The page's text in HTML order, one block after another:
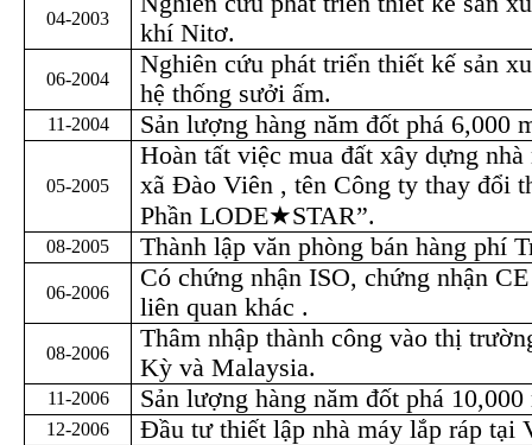
04-2003
khí Nitơ.
06-2004
Nghiên cứu phát triển thiết kế sản
hệ thống sưởi ấm.
11-2004 Sản lượng hàng năm đốt phá 6,000
05-2005
Hoàn tất việc mua đất xây dựng
xã Đào Viên , tên Công ty thay đổi
PhầnLODE★STAR”.
08-2005 Thành lập văn phòng bán hàng phí
06-2006
Có chứng nhận ISO, chứng nhận
liên quan khác .
08-2006
Thâm nhập thành công vào thị
Kỳ vàMalaysia.
11-2006 Sản lượng hàng năm đốt phá 10,000
12-2006 Đầu tư thiết lập nhà máy lắp ráp tại